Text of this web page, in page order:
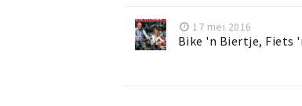
17 mei 2016
Bike 'n Biertje, Fiets